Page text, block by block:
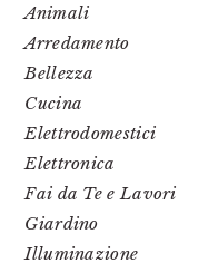
Animali
Arredamento
Bellezza
Cucina
Elettrodomestici
Elettronica
Fai da Te e Lavori
Giardino
Illuminazione